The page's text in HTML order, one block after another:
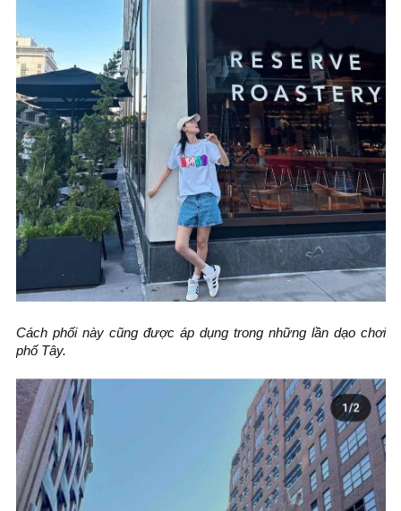
Cách phối này cũng được áp dụng trong những lần dạo chơi
phố Tây.